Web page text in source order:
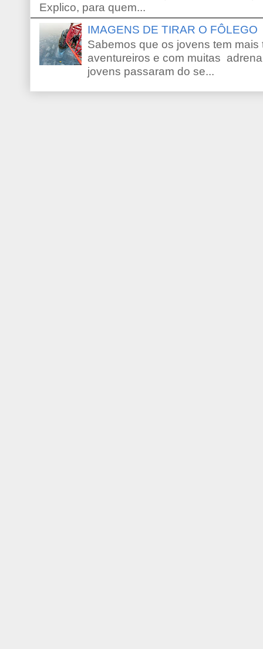
Explico, para quem...
IMAGENS DE TIRAR O FÔLEGO
Sabemos que os jovens tem
aventureiros e com muitas
jovens passaram do se...